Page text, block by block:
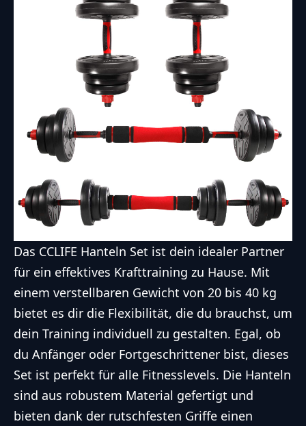
Das CCLIFE Hanteln Set ist dein idealer Partner
für ein effektives Krafttraining zu Hause. Mit
einem verstellbaren Gewicht von 20 bis 40 kg
bietet es dir die Flexibilität, die du brauchst, um
dein Training individuell zu gestalten. Egal, ob
du Anfänger oder Fortgeschrittener bist, dieses
Set ist perfekt für alle Fitnesslevels. Die Hanteln
sind aus robustem Material gefertigt und
bieten dank der rutschfesten Griffe einen